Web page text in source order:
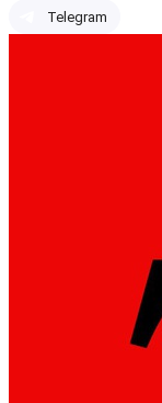
Telegram